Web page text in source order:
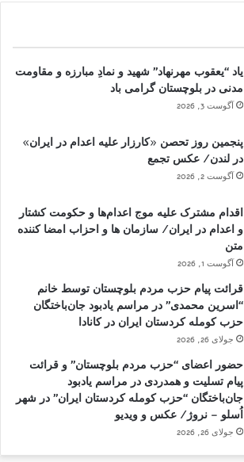
یاد “یعقوب مهرنهاد” شهید و نمادِ مبارزه و مقاومت
مدنی در بلوچستان گرامی باد
آگوست 3, 2026
پنجمین روز تحصن «کارزار علیه اعدام در ایران»
در لندن/ عکس تجمع
آگوست 2, 2026
اقدام مشترک علیه موج اعدام‌ها و حکومت کشتار
و اعدام در ایران/ سازمان ها و احزاب امضا کننده
متن
آگوست 1, 2026
قرائت پیام حزب مردم بلوچستان توسط خانم
“اسرین محمدی” در مراسم یادبود جان‌باختگان
حزب کومله کردستان ایران در کانادا
جولای 26, 2026
حضور اعضای “حزب مردم بلوچستان” و قرائت
پیام تسلیت و همدردی در مراسم یادبود
جان‌باختگان “حزب کومله کردستان ایران” در شهر
اُسلو – نروژ/ عکس و ویدیو
جولای 26, 2026